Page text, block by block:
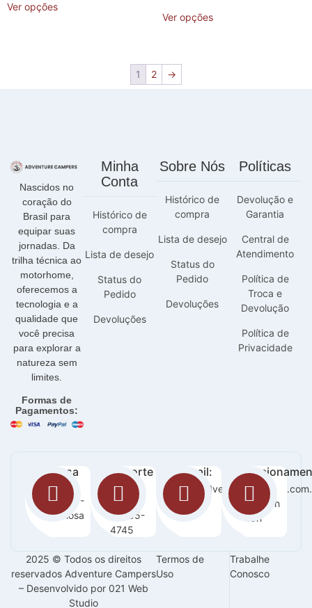
Ver opções
Ver opções
1 2 →
Nascidos no
coração do
Brasil para
equipar suas
jornadas. Da
trilha técnica ao
motorhome,
oferecemos a
tecnologia e a
qualidade que
você precisa
para explorar a
natureza sem
limites.
Formas de
Pagamentos:
Minha
Conta
Histórico de
compra
Lista de desejo
Status do
Pedido
Devoluções
Sobre Nós
Histórico de
compra
Lista de desejo
Status do
Pedido
Devoluções
Políticas
Devolução e
Garantia
Central de
Atendimento
Política de
Troca e
Devolução
Política de
Privacidade
Nossa
loja:
Orla 14 -
Graciosa
Suporte
:
63
99255-
4745
E-mail:
Seg -
Sab / 8h
-18h
2025 © Todos os direitos
reservados Adventure Campers
– Desenvolvido por 021 Web
Studio
Termos de
Uso
Trabalhe
Conosco